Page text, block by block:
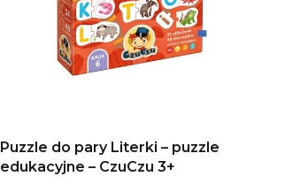
Puzzle do pary Literki – puzzle
edukacyjne – CzuCzu 3+